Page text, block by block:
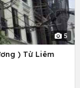
5
) Từ Liêm